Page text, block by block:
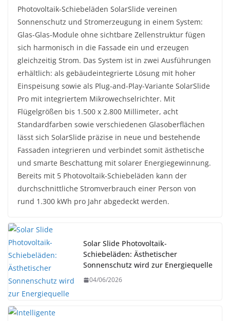
Photovoltaik-Schiebeläden SolarSlide vereinen
Sonnenschutz und Stromerzeugung in einem System:
Glas-Glas-Module ohne sichtbare Zellenstruktur fügen
sich harmonisch in die Fassade ein und erzeugen
gleichzeitig Strom. Das System ist in zwei Ausführungen
erhältlich: als gebäudeintegrierte Lösung mit hoher
Einspeisung sowie als Plug-and-Play-Variante SolarSlide
Pro mit integriertem Mikrowechselrichter. Mit
Flügelgrößen bis 1.500 x 2.800 Millimeter, acht
Standardfarben sowie verschiedenen Glasoberflächen
lässt sich SolarSlide präzise in neue und bestehende
Fassaden integrieren und verbindet somit ästhetische
und smarte Beschattung mit solarer Energiegewinnung.
Bereits mit 5 Photovoltaik-Schiebeläden kann der
durchschnittliche Stromverbrauch einer Person von
rund 1.300 kWh pro Jahr abgedeckt werden.
Solar Slide Photovoltaik-
Schiebeläden: Ästhetischer
Sonnenschutz wird zur Energiequelle
04/06/2026